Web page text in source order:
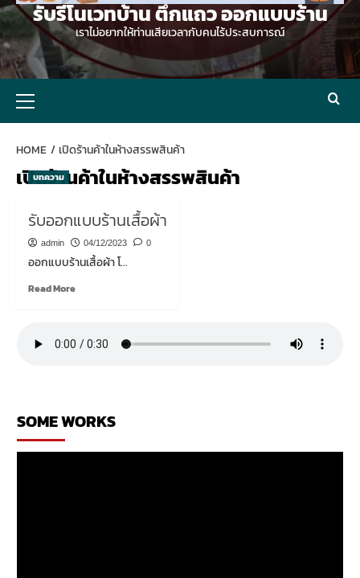
รับรีโนเวทบ้าน ตึกแถว ออกแบบร้าน
เราไม่อยากให้ท่านเสียเวลากับคนไร้ประสบการณ์
Menu
HOME เปิดร้านค้าในห้างสรรพสินค้า
เปิดร้านค้าในห้างสรรพสินค้า
บทความ
รับออกแบบร้านเสื้อผ้า
admin 04/12/2023 0
ออกแบบร้านเสื้อผ้า โ...
Read MoreRead
ออกแบบ
SOME WORKS